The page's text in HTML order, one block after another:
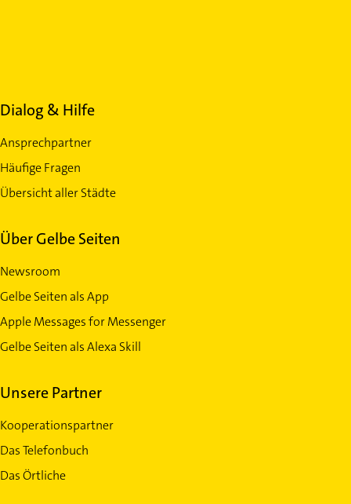
Dialog & Hilfe
Ansprechpartner
Häufige Fragen
Übersicht aller Städte
Über Gelbe Seiten
Newsroom
Gelbe Seiten als App
Apple Messages for Messenger
Gelbe Seiten als Alexa Skill
Unsere Partner
Kooperationspartner
Das Telefonbuch
Das Örtliche